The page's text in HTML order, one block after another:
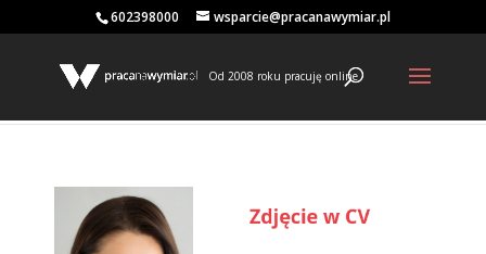
602398000 wsparcie@pracanawymiar.pl
Od 2008 roku pracuję online